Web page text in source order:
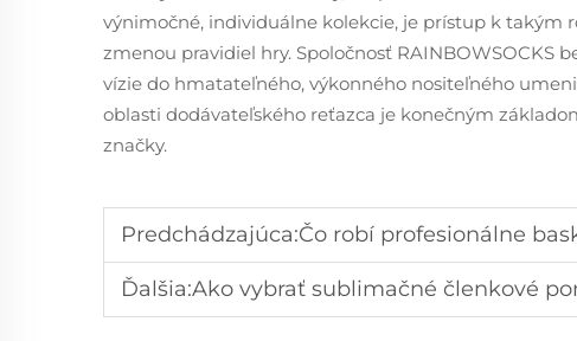
výnimočné, individuálne kolekcie, je prístup k
zmenou pravidiel hry. Spoločnosť RAINBOWSOCKS
vízie do hmatateľného, výkonného nositeľného
oblasti dodávateľského reťazca je konečným
značky.
Predchádzajúca:Čo robí profesionálne
Ďalšia:Ako vybrať sublimačné členkové